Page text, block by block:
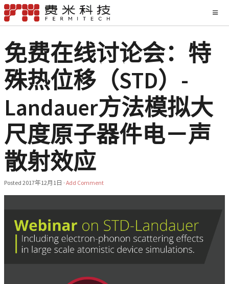
免费在线讨论会：特
殊热位移（STD）-
Landauer方法模拟大
尺度原子器件电－声
散射效应
Posted 2017年12月1日 · Add Comment